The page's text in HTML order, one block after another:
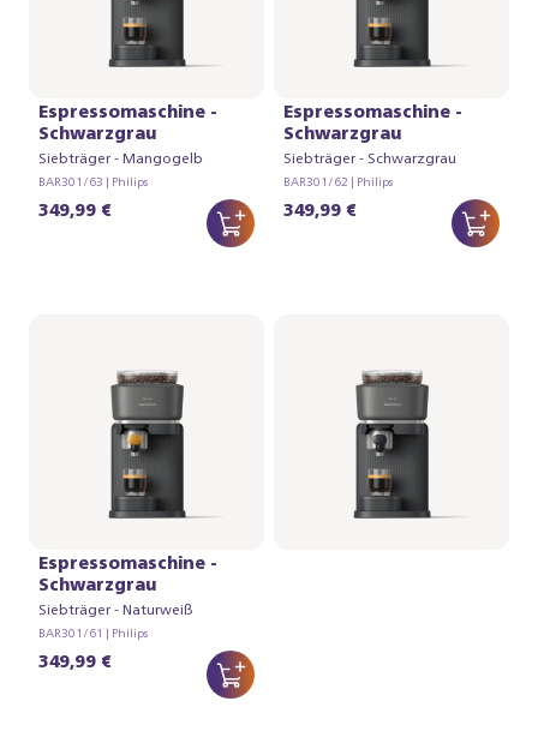
Espressomaschine -
Schwarzgrau
Siebträger - Mangogelb
BAR301/63 | Philips
349,99 €
Espressomaschine -
Schwarzgrau
Siebträger - Schwarzgrau
BAR301/62 | Philips
349,99 €
Espressomaschine -
Schwarzgrau
Siebträger - Naturweiß
BAR301/61 | Philips
349,99 €